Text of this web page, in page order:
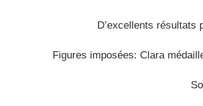
D’excellents résultats
Figures imposées: Clara